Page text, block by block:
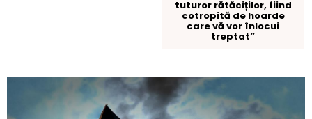
tuturor rătăciților, fiind
cotropită de hoarde
care vă vor înlocui
treptat”